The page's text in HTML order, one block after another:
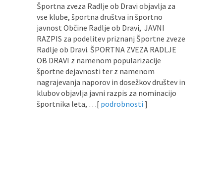
Športna zveza Radlje ob Dravi objavlja za
vse klube, športna društva in športno
javnost Občine Radlje ob Dravi, JAVNI
RAZPIS za podelitev priznanj Športne zveze
Radlje ob Dravi. ŠPORTNA ZVEZA RADLJE
OB DRAVI z namenom popularizacije
športne dejavnosti ter z namenom
nagrajevanja naporov in dosežkov društev in
klubov objavlja javni razpis za nominacijo
športnika leta, …[ podrobnosti ]